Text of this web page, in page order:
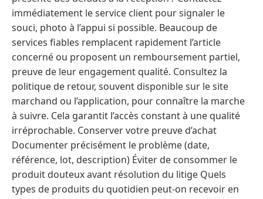
immédiatement le service client pour signaler le
souci, photo à l’appui si possible. Beaucoup de
services fiables remplacent rapidement l’article
concerné ou proposent un remboursement partiel,
preuve de leur engagement qualité. Consultez la
politique de retour, souvent disponible sur le site
marchand ou l’application, pour connaître la marche
à suivre. Cela garantit l’accès constant à une qualité
irréprochable. Conserver votre preuve d’achat
Documenter précisément le problème (date,
référence, lot, description) Éviter de consommer le
produit douteux avant résolution du litige Quels
types de produits du quotidien peut-on recevoir en